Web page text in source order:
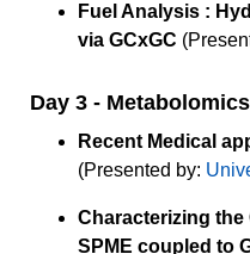
Fuel Analysis :
via GCxGC
Day 3 - Metabolomics
Recent Medical
(Presented by:
Characterizing
SPME coupled to